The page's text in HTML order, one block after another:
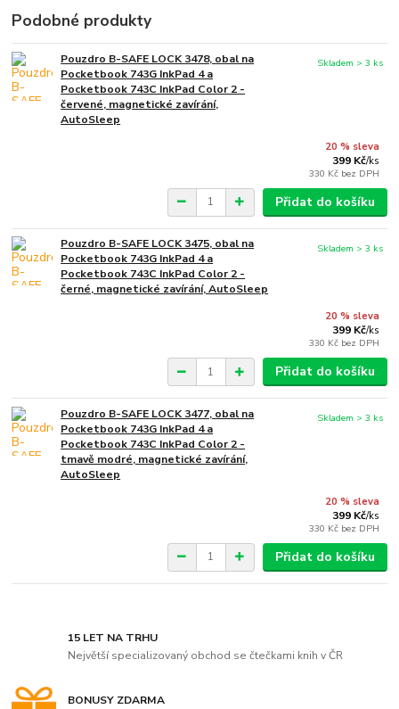
Podobné produkty
Pouzdro B-SAFE LOCK 3478, obal na
Pocketbook 743G InkPad 4 a
Pocketbook 743C InkPad Color 2 -
červené, magnetické zavírání,
AutoSleep
20 % sleva
399 Kč/ks
330 Kč bez DPH
Skladem > 3 ks
Přidat do košíku
Pouzdro B-SAFE LOCK 3475, obal na
Pocketbook 743G InkPad 4 a
Pocketbook 743C InkPad Color 2 -
černé, magnetické zavírání, AutoSleep
20 % sleva
399 Kč/ks
330 Kč bez DPH
Skladem > 3 ks
Přidat do košíku
Pouzdro B-SAFE LOCK 3477, obal na
Pocketbook 743G InkPad 4 a
Pocketbook 743C InkPad Color 2 -
tmavě modré, magnetické zavírání,
AutoSleep
20 % sleva
399 Kč/ks
330 Kč bez DPH
Skladem > 3 ks
Přidat do košíku
15 LET NA TRHU
Největší specializovaný obchod se čtečkami knih v ČR
BONUSY ZDARMA